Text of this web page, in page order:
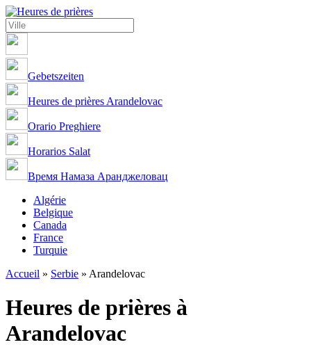
Gebetszeiten
Heures de prières Arandelovac
Orario Preghiere
Horarios Salat
Время Намаза Аранджеловац
Algérie
Belgique
Canada
France
Turquie
Accueil » Serbie » Arandelovac
Heures de prières à
Arandelovac